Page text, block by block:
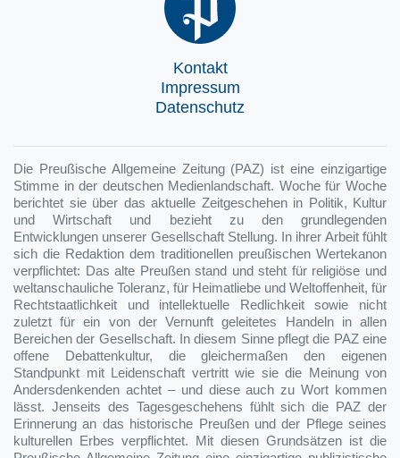
Kontakt
Impressum
Datenschutz
Die Preußische Allgemeine Zeitung (PAZ) ist eine einzigartige
Stimme in der deutschen Medienlandschaft. Woche für Woche
berichtet sie über das aktuelle Zeitgeschehen in Politik, Kultur
und Wirtschaft und bezieht zu den grundlegenden
Entwicklungen unserer Gesellschaft Stellung. In ihrer Arbeit fühlt
sich die Redaktion dem traditionellen preußischen Wertekanon
verpflichtet: Das alte Preußen stand und steht für religiöse und
weltanschauliche Toleranz, für Heimatliebe und Weltoffenheit, für
Rechtstaatlichkeit und intellektuelle Redlichkeit sowie nicht
zuletzt für ein von der Vernunft geleitetes Handeln in allen
Bereichen der Gesellschaft. In diesem Sinne pflegt die PAZ eine
offene Debattenkultur, die gleichermaßen den eigenen
Standpunkt mit Leidenschaft vertritt wie sie die Meinung von
Andersdenkenden achtet – und diese auch zu Wort kommen
lässt. Jenseits des Tagesgeschehens fühlt sich die PAZ der
Erinnerung an das historische Preußen und der Pflege seines
kulturellen Erbes verpflichtet. Mit diesen Grundsätzen ist die